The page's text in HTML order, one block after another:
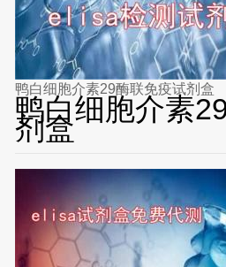
鸭白细胞介素29酶联免疫试剂盒
鸭白细胞介素
剂盒